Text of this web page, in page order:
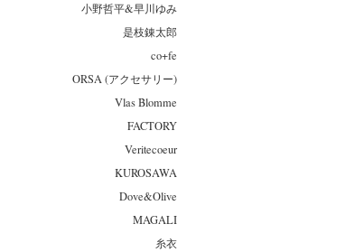
小野哲平&早川ゆみ
是枝錬太郎
co+fe
ORSA (アクセサリー)
Vlas Blomme
FACTORY
Veritecoeur
KUROSAWA
Dove&Olive
MAGALI
糸衣